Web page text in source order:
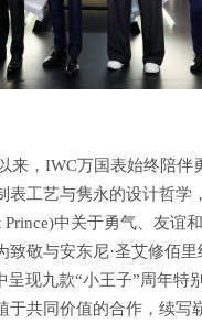
来，IWC万国表始终陪伴
表工艺与隽永的设计哲学
Prince)中关于勇气、友谊
致敬与安东尼·圣艾修佰里
呈现九款“小王子”周年特
于共同价值的合作，续写